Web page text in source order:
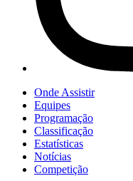
Onde Assistir
Equipes
Programação
Classificação
Estatísticas
Notícias
Competição